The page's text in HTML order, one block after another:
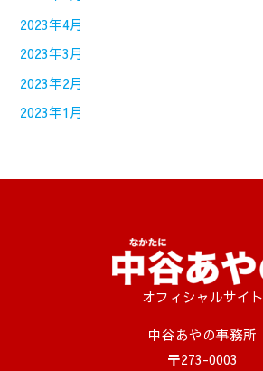
2023年4月
2023年3月
2023年2月
2023年1月
オフィシャルサイト
中谷あやの事務所
〒273-0003